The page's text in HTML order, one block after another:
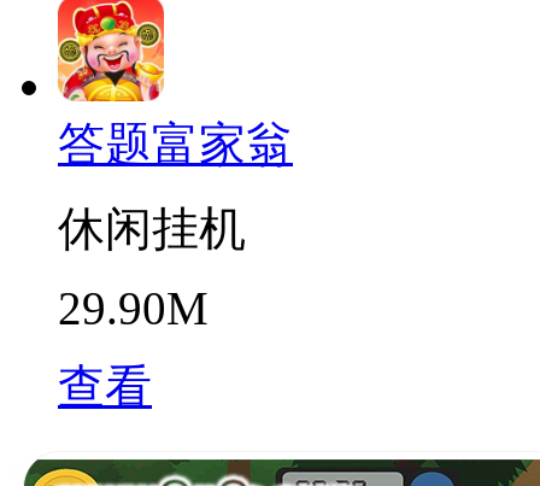
答题富家翁
休闲挂机
29.90M
查看